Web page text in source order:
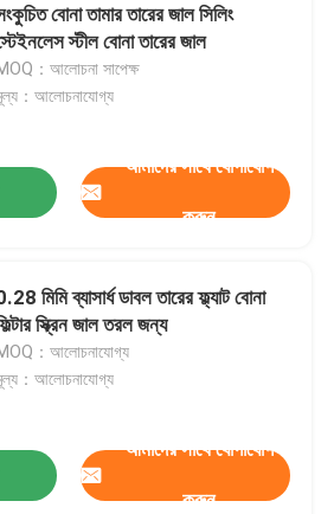
বোনা তামার তারের জাল সিলিং
স্টীল বোনা তারের জাল
：আলোচনা সাপেক্ষ
：আলোচনাযোগ্য
আমাদের সাথে যোগাযোগ
করুন
মিমি ব্যাসার্ধ ডাবল তারের ফ্ল্যাট বোনা
স্ক্রিন জাল তরল জন্য
：আলোচনাযোগ্য
：আলোচনাযোগ্য
আমাদের সাথে যোগাযোগ
করুন